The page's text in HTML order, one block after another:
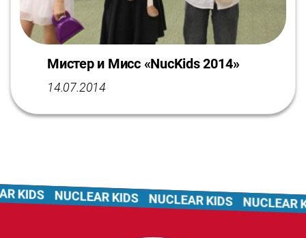
Мистер и Мисс «NucKids 2014»
14.07.2014
NUCLEAR KIDS NUCLEAR KIDS NUCLEAR KIDS